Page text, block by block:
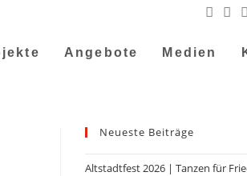
Angebote Medien
Neueste Beiträge
Altstadtfest 2026 | Tanzen für